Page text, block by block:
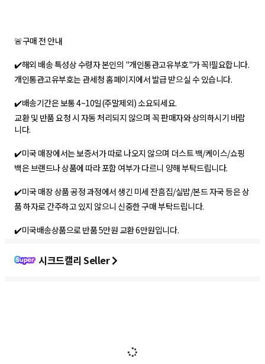
🚨구매 전 안내
✔️해외 배송 특성상 수령자 본인의 "개인통관고유부호"가 꼭!필요합니다.
개인통관고유부호는 관세청 홈페이지에서 발급 받으실 수 있습니다.
✔️배송기간은 보통 4~10일(주말제외) 소요되세요.
교환 및 반품 요청 시 자동 처리되지 않으며 꼭 판매자와 상의하시기 바랍
니다.
✔️미국 매장에서는 보증서가 따로 나오지 않으며 더스트 백/케이스/쇼핑
백은 브랜드나 상품에 따라 포함 여부가 다르니 양해 부탁드립니다.
✔️미국 매장 상품 공정 과정에서 생긴 미세 잔흠집/실밥/본드 자국 등은 상
품 하자로 간주하고 있지 않으니 신중한 구매 부탁드립니다.
✔️미국배송상품으로 반품 5만원 교환 6만원입니다.
시크드캘리 Seller